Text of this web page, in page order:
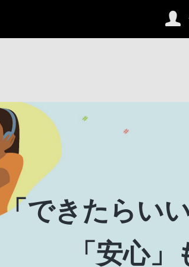
「できたらい
「安心」